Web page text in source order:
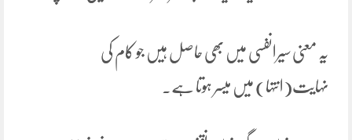
یہ معنی سیرانفسی میں بھی حاصل ہیں جو کام کی
نہایت(انتہا) میں میسر ہوتا ہے۔